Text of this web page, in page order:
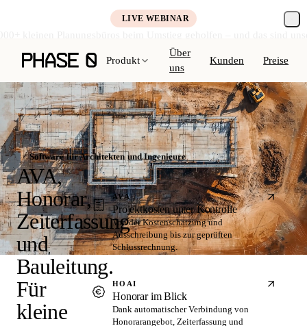
LIVE WEBINAR
Kostenlos anmelden →
Produkt
Über
uns
Kunden Preise
Software für Architekten und Ingenieure
AVA,
Honorar,
Zeiterfassung
und
Bauleitung.
Für
kleine
AVA
Projektkosten unter Kontrolle
Von der Kostenschätzung und
Ausschreibung bis zur geprüften
Schlussrechnung.
HOAI
Honorar im Blick
Dank automatischer Verbindung von
Honorarangebot, Zeiterfassung und